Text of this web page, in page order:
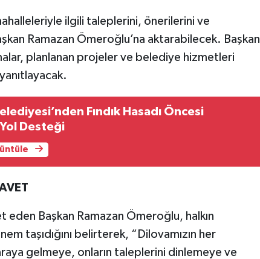
ilgili taleplerini, önerilerini ve
Ramazan Ömeroğlu’na aktarabilecek. Başkan
planlanan projeler ve belediye hizmetleri
Fındık Hasadı Öncesi
Desteği
eden Başkan Ramazan Ömeroğlu, halkın
taşıdığını belirterek, “Dilovamızın her
gelmeye, onların taleplerini dinlemeye ve